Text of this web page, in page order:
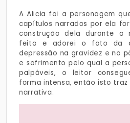
A Alicia foi a personagem
capítulos narrados por ela
construção dela durante a
feita e adorei o fato da
depressão na gravidez e no
e sofrimento pelo qual a
palpáveis, o leitor
forma intensa, então isto traz
narrativa.